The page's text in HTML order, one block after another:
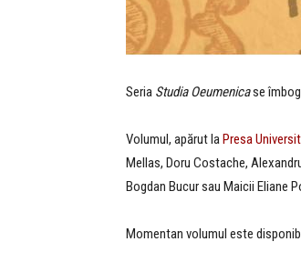
Seria Studia Oeumenicase
Volumul, apărut laPresa
Mellas, Doru Costache,
Bogdan Bucur sau Maicii Eliane
Momentan volumul este